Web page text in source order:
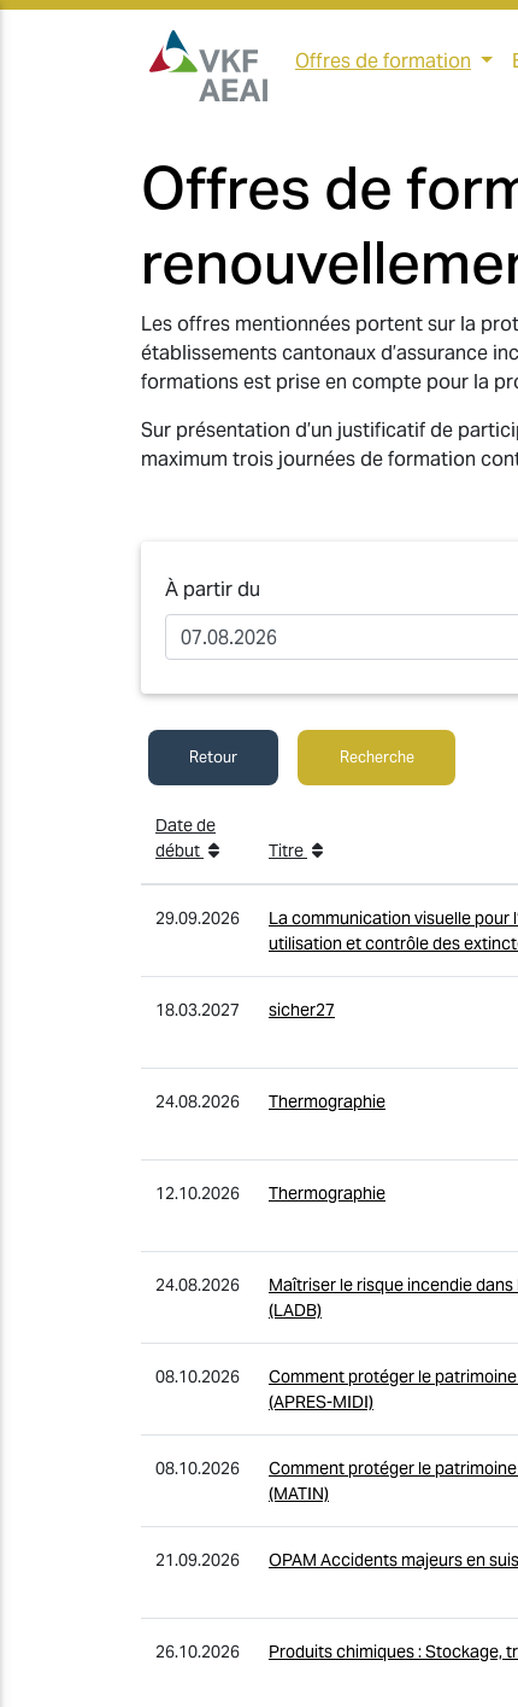
Offres de formation
Offres de
Les offres mentionnées portent sur la
établissements cantonaux d’assurance
formations est prise en compte pour la
Sur présentation d’un justificatif de
maximum trois journées de formation
À partir du
Retour Recherche
Date de
début
Titre
29.09.2026
La communication visuelle pour
utilisation et contrôle des
18.03.2027 sicher27
24.08.2026 Thermographie
12.10.2026 Thermographie
24.08.2026
Maîtriser le risque incendie
(LADB)
08.10.2026
Comment protéger le
(APRES-MIDI)
08.10.2026
Comment protéger le
(MATIN)
21.09.2026 OPAM Accidents majeurs en
26.10.2026 Produits chimiques : Stockage,